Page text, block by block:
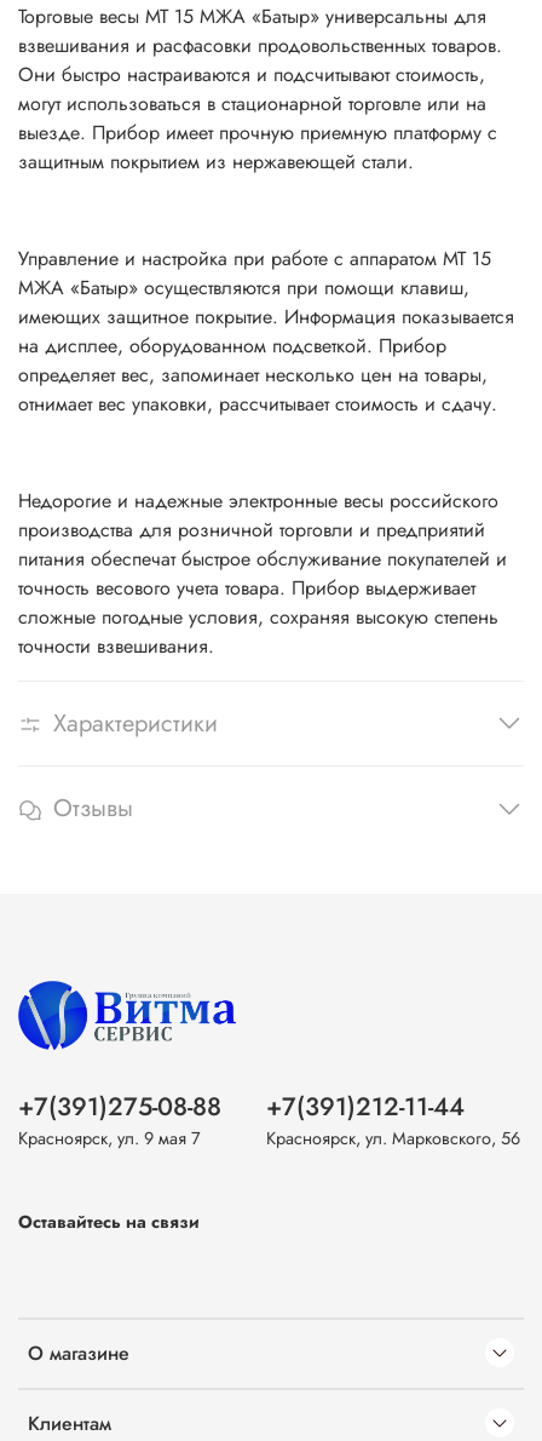
Торговые весы МТ 15 МЖА «Батыр» универсальны для
взвешивания и расфасовки продовольственных товаров.
Они быстро настраиваются и подсчитывают стоимость,
могут использоваться в стационарной торговле или на
выезде. Прибор имеет прочную приемную платформу с
защитным покрытием из нержавеющей стали.
Управление и настройка при работе с аппаратом МТ 15
МЖА «Батыр» осуществляются при помощи клавиш,
имеющих защитное покрытие. Информация показывается
на дисплее, оборудованном подсветкой. Прибор
определяет вес, запоминает несколько цен на товары,
отнимает вес упаковки, рассчитывает стоимость и сдачу.
Недорогие и надежные электронные весы российского
производства для розничной торговли и предприятий
питания обеспечат быстрое обслуживание покупателей и
точность весового учета товара. Прибор выдерживает
сложные погодные условия, сохраняя высокую степень
точности взвешивания.
Характеристики
Отзывы
О магазине
Клиентам
+7(391)275-08-88
Красноярск, ул. 9 мая 7
+7(391)212-11-44
Красноярск, ул. Марковского, 56
Оставайтесь на связи